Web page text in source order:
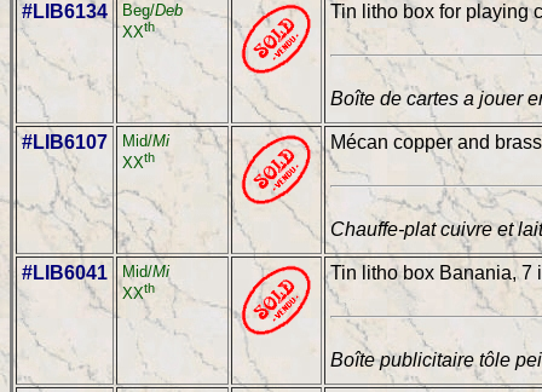
#LIB6134
Beg/Deb
XXth
Tin litho box for playing
Boîte de cartes a jouer
#LIB6107 Mid/Mi
XXth
Mécan copper and
Chauffe-plat cuivre et
#LIB6041 Mid/Mi
XXth
Tin litho box Banania, 7
Boîte publicitaire tôle